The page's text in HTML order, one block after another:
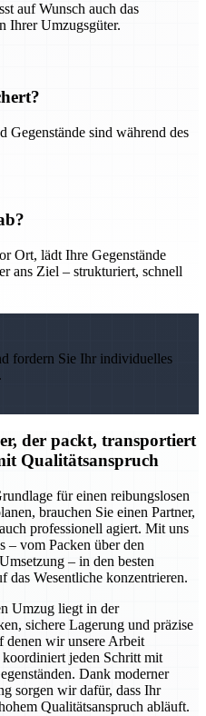
auf Wunsch auch das
Ihrer Umzugsgüter.
Gegenstände sind während des
Ort, lädt Ihre Gegenstände
ans Ziel – strukturiert, schnell
fordern Sie Ihr individuelles
der packt, transportiert
Qualitätsanspruch
für einen reibungslosen
brauchen Sie einen Partner,
professionell agiert. Mit uns
– vom Packen über den
– in den besten
das Wesentliche konzentrieren.
Umzug liegt in der
sichere Lagerung und präzise
denen wir unsere Arbeit
koordiniert jeden Schritt mit
Dank moderner
sorgen wir dafür, dass Ihr
Qualitätsanspruch abläuft.